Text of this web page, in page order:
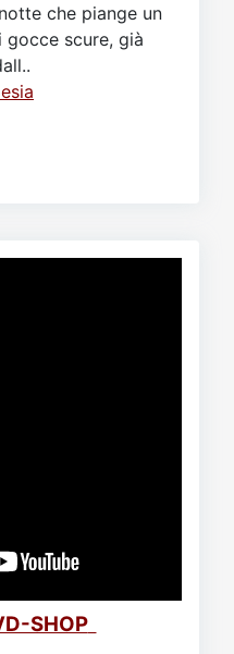
che piange un
scure, già
SHOP